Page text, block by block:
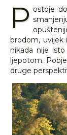
P ostoje
brodom, uvijek
nikada nije
ljepotom.
druge